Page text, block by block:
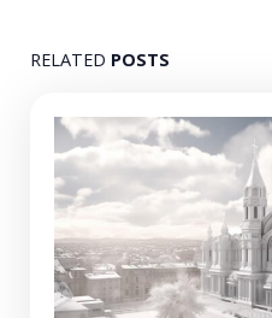
RELATED POSTS